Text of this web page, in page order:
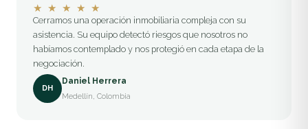
★ ★ ★ ★ ★
Cerramos una operación inmobiliaria compleja con su
asistencia. Su equipo detectó riesgos que nosotros no
habíamos contemplado y nos protegió en cada etapa de la
negociación.
DH
Daniel Herrera
Medellín, Colombia